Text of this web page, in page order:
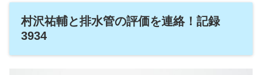
村沢祐輔と排水管の評価を連絡！記録
3934